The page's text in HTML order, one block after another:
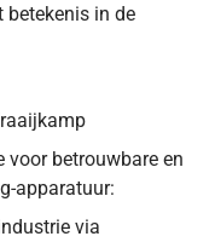
betekenis in de
voor betrouwbare en
apparatuur:
via